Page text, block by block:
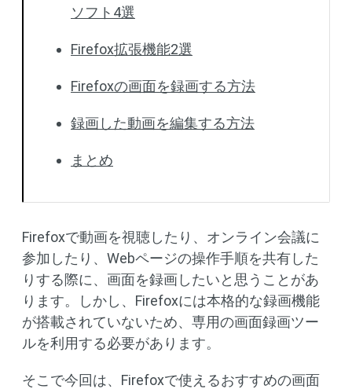
ソフト4選
Firefox拡張機能2選
Firefoxの画面を録画する方法
録画した動画を編集する方法
まとめ
Firefoxで動画を視聴したり、オンライン会議に
参加したり、Webページの操作手順を共有した
りする際に、画面を録画したいと思うことがあ
ります。しかし、Firefoxには本格的な録画機能
が搭載されていないため、専用の画面録画ツー
ルを利用する必要があります。
そこで今回は、Firefoxで使えるおすすめの画面